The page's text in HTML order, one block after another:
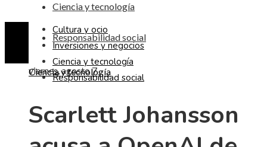
Ciencia y tecnología
Responsabilidad social
viernes, agosto 7
Cultura y ocio
Inversiones y negocios
Ciencia y tecnología
Responsabilidad social
Ciencia y tecnología
Scarlett Johansson